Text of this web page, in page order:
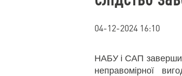
04-12-2024 16:10
НАБУ і САП
неправомірної